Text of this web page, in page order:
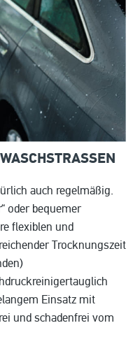
S
auch regelmäßig.
oder bequemer
flexiblen und
Trocknungszeit
Einsatz mit
und schadenfrei vom